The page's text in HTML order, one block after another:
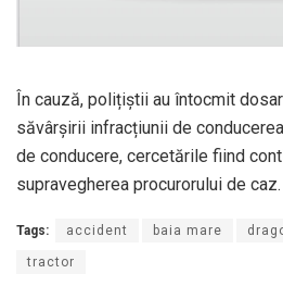
În cauză, polițiștii au întocmit
săvârșirii infracțiunii de
de conducere, cercetările fiind
supravegherea procurorului de caz.
Tags: accident baia mare
tractor